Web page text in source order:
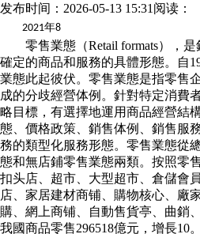
发布时间：2026-05-13 15:31 阅读：
2021年8
零售業態（Retail formats），是
確定的商品和服務的具體形態。自
業態此起彼伏。零售業態是指零售
成的分歧經營体例。針對特定消費
略目標，有選擇地運用商品經營結
態、價格政策、銷售体例、銷售服
務的類型化服務形態。零售業態從
態和無店鋪零售業態兩類。按照零
扣头店、超市、大型超市、倉儲會
店、家居建材商铺、購物核心、廠
購、網上商铺、自動售貨亭、曲銷
我國商品零售296518億元，增長10